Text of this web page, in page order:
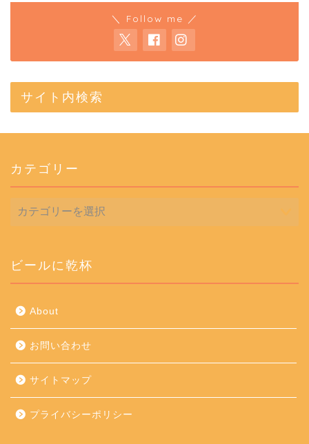
＼ Follow me ／
サイト内検索
カテゴリー
テ
ー
ビールに乾杯
About
お問い合わせ
サイトマップ
プライバシーポリシー